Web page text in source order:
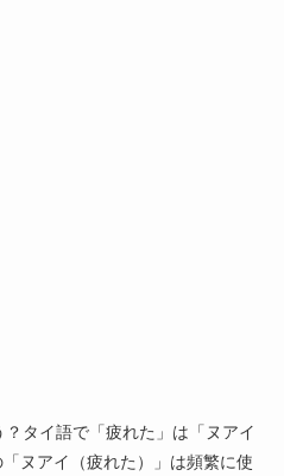
タイ語で「疲れた」は「ヌアイ
ヌアイ（疲れた）」は頻繁に使